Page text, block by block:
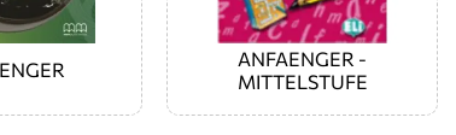
ANFAENGER -
MITTELSTUFE